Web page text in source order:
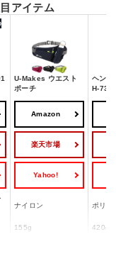
アイテム
U-Makes ウエスト
ポーチ
ヘンリ
H-735
Amazon
楽天市場
Yahoo!
ナイロン ポリエ
155g 420g